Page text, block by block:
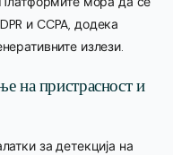
и CCPA, додека
излези.
на пристрасност и
за детекција на